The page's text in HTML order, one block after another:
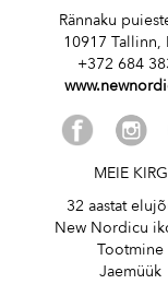
Rännaku
10917 Tallinn,
+372 684
MEIE KIRG
32 aastat
New Nordicu
Tootmine
Jaemüük